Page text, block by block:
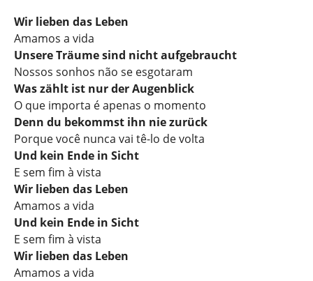
Wir lieben das Leben
Amamos a vida
Unsere Träume sind nicht aufgebraucht
Nossos sonhos não se esgotaram
Was zählt ist nur der Augenblick
O que importa é apenas o momento
Denn du bekommst ihn nie zurück
Porque você nunca vai tê-lo de volta
Und kein Ende in Sicht
E sem fim à vista
Wir lieben das Leben
Amamos a vida
Und kein Ende in Sicht
E sem fim à vista
Wir lieben das Leben
Amamos a vida